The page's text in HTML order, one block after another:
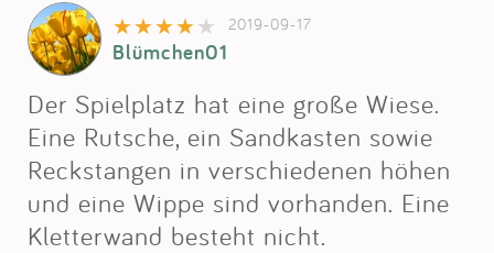
Impressum
Anmelden
2019-09-17
Blümchen01
Der Spielplatz hat eine große Wiese.
Eine Rutsche, ein Sandkasten sowie
Reckstangen in verschiedenen höhen
und eine Wippe sind vorhanden. Eine
Kletterwand besteht nicht.